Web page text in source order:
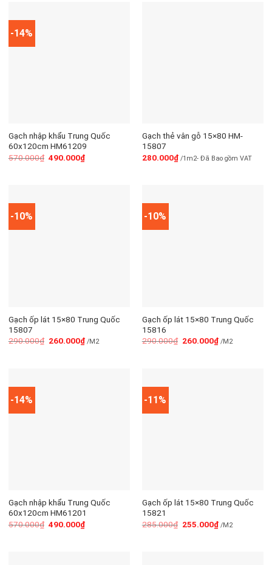
-14%
Gạch nhập khẩu Trung Quốc
60x120cm HM61209
570.000₫ 490.000₫
Gạch thẻ vân gỗ 15×80 HM-
15807
280.000₫/1m2- Đã Bao gồm VAT
-10%
Gạch ốp lát 15×80 Trung Quốc
15807
290.000₫ 260.000₫/M2
-10%
Gạch ốp lát 15×80 Trung Quốc
15816
290.000₫ 260.000₫/M2
-14%
Gạch nhập khẩu Trung Quốc
60x120cm HM61201
570.000₫ 490.000₫
-11%
Gạch ốp lát 15×80 Trung Quốc
15821
285.000₫ 255.000₫/M2